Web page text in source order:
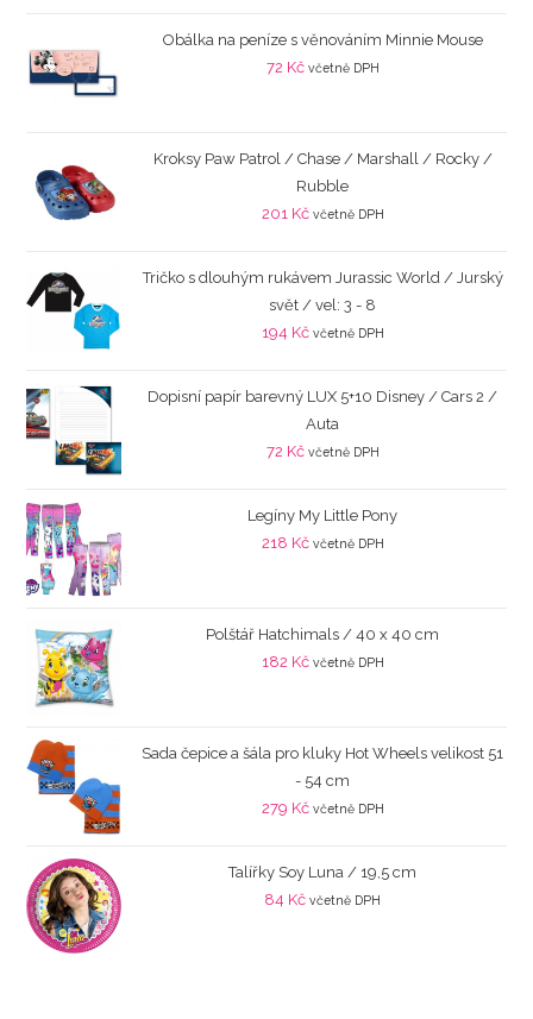
Obálka na peníze s věnováním Minnie Mouse
72 Kč včetně DPH
Kroksy Paw Patrol / Chase / Marshall / Rocky /
Rubble
201 Kč včetně DPH
Tričko s dlouhým rukávem Jurassic World / Jurský
svět / vel: 3 - 8
194 Kč včetně DPH
Dopisní papír barevný LUX 5+10 Disney / Cars 2 /
Auta
72 Kč včetně DPH
Legíny My Little Pony
218 Kč včetně DPH
Polštář Hatchimals / 40 x 40 cm
182 Kč včetně DPH
Sada čepice a šála pro kluky Hot Wheels velikost 51
- 54 cm
279 Kč včetně DPH
Talířky Soy Luna / 19,5 cm
84 Kč včetně DPH